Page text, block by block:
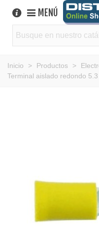
MENÚ
Inicio > Productos >
Terminal aislado redondo